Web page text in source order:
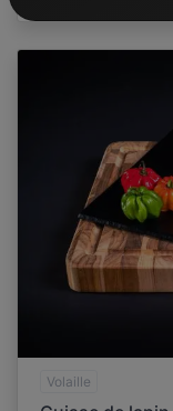
Volaille